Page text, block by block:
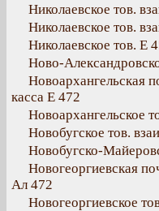
Николаевское тов.
Николаевское тов.
Николаевское тов. Е
Ново-
Новоархангельская
касса Е 472
Новоархангельское
Новобугское тов.
Новобугско-
Новогеоргиевская
Ал 472
Новогеоргиевское